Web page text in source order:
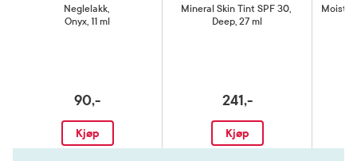
Neglelakk,
Onyx, 11 ml
90,-
Kjøp
Mineral Skin Tint SPF 30,
Deep, 27 ml
241,-
Kjøp